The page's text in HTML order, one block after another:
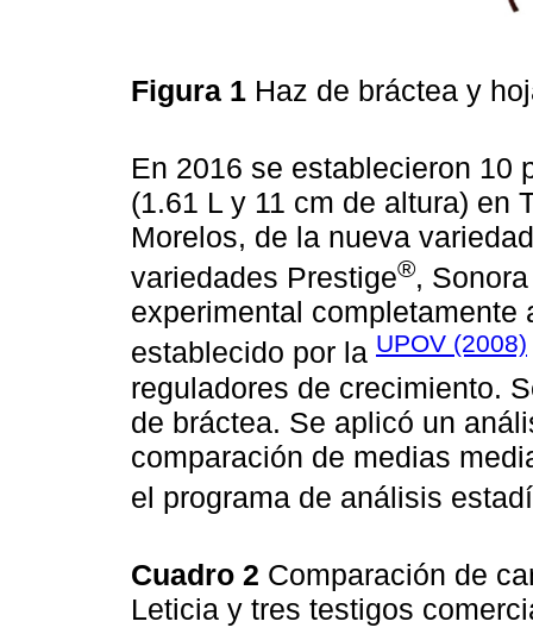
Figura 1 Haz de bráctea y
En 2016 se establecieron 10
(1.61 L y 11 cm de altura) en
Morelos, de la nueva
variedades Prestige®,
experimental completamente
establecido por la UPOV (2008)
reguladores de crecimiento.
de bráctea. Se aplicó un
comparación de medias
el programa de análisis
Cuadro 2 Comparación de
Leticia y tres testigos